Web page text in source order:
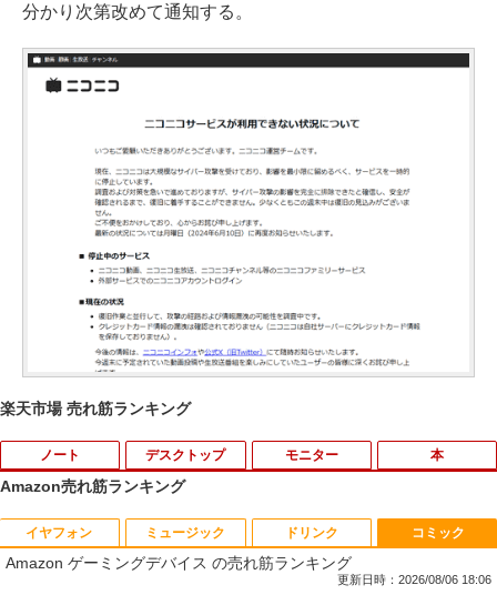
分かり次第改めて通知する。
楽天市場 売れ筋ランキング
ノート
1
【中古・軽量SSD搭載】新生活応援 新春
ノートパソコン 中古 パソコン NEC Vers
aPro VB-1 12.5型 訳あり 第6世代Core i
デスクトップ
1
ミニPC Dell HP Lenovo 高速CPU 第8世
代 Corei3/i5-8500T メモリ最大16GB SS
D1TB 二画面デュアル アウトレット オフ
モニター
1
バッファロー BUFFALO USB ハブ USB
2.0 バスパワー 4ポート ブラック BSH4U
25BK【Windows/Mac対応】
本
1
【エントリーでポイント10倍】はじめて
の世界名作えほん きいろいえほんのおう
Amazon売れ筋ランキング
イヤフォン ミュージック ドリンク コミック
Amazon ゲーミングデバイス の売れ筋ランキング
更新日時：2026/08/06 18:06